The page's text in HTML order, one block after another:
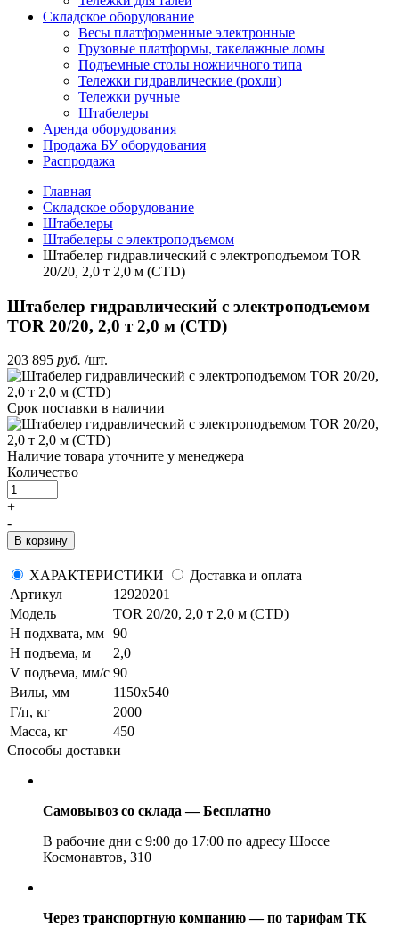
Складское оборудование
Весы платформенные электронные
Грузовые платформы, такелажные ломы
Подъемные столы ножничного типа
Тележки гидравлические (рохли)
Тележки ручные
Штабелеры
Аренда оборудования
Продажа БУ оборудования
Распродажа
Главная
Складское оборудование
Штабелеры
Штабелеры с электроподъемом
Штабелер гидравлический с электроподъемом TOR
20/20, 2,0 т 2,0 м (CTD)
Штабелер гидравлический с электроподъемом
TOR 20/20, 2,0 т 2,0 м (CTD)
203 895 руб. /шт.
Срок поставки в наличии
Наличие товара уточните у менеджера
Количество
+
-
В корзину
ХАРАКТЕРИСТИКИ
Доставка и оплата
Артикул
12920201
Модель
TOR 20/20, 2,0 т 2,0 м (CTD)
H подхвата, мм 90
H подъема, м
2,0
V подъема, мм/с 90
Вилы, мм
1150х540
Г/п, кг
2000
Масса, кг
450
Способы доставки
Самовывоз со склада — Бесплатно
В рабочие дни с 9:00 до 17:00 по адресу Шоссе
Космонавтов, 310
Через транспортную компанию — по тарифам ТК